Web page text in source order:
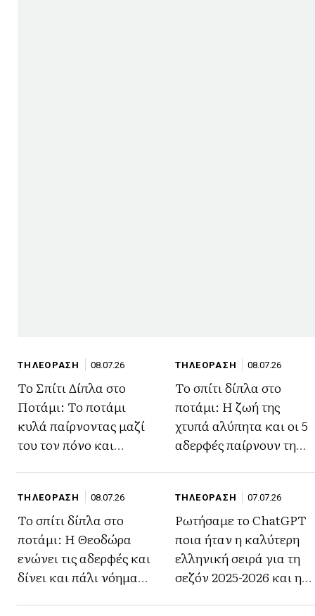
ΤΗΛΕΟΡΑΣΗ 08.07.26
Το Σπίτι Δίπλα στο
Ποτάμι: Το ποτάμι
κυλά παίρνοντας μαζί
του τον πόνο και
ΤΗΛΕΟΡΑΣΗ 08.07.26
Το σπίτι δίπλα στο
ποτάμι: Η ζωή της
χτυπά αλύπητα και οι 5
αδερφές παίρνουν τη
ΤΗΛΕΟΡΑΣΗ 08.07.26
Το σπίτι δίπλα στο
ποτάμι: Η Θεοδώρα
ενώνει τις αδερφές και
δίνει και πάλι νόημα
ΤΗΛΕΟΡΑΣΗ 07.07.26
Ρωτήσαμε το ChatGPT
ποια ήταν η καλύτερη
ελληνική σειρά για τη
σεζόν 2025-2026 και η